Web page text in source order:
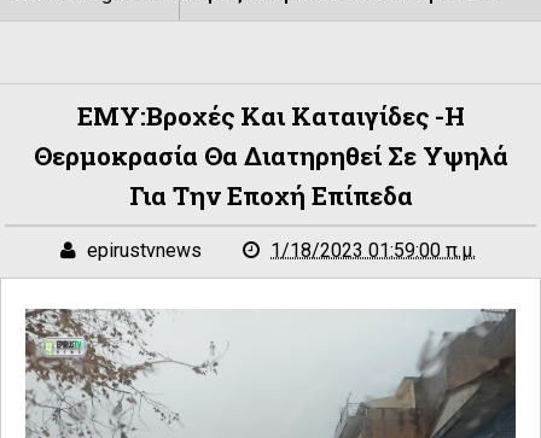
ΕΜΥ:Βροχές Και Καταιγίδες -Η
Θερμοκρασία Θα Διατηρηθεί Σε Υψηλά
Για Την Εποχή Επίπεδα
epirustvnews 1/18/2023 01:59:00 π.μ.